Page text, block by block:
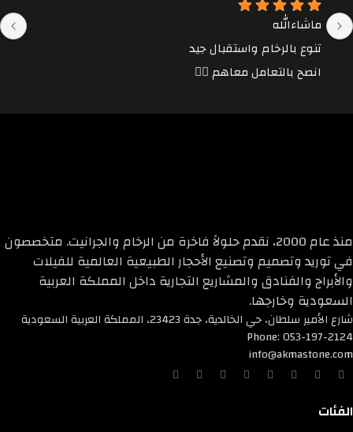
ماشاءالله
تنوع بالرخام واستقبال جيد
انصح بالتعامل معاهم 👍🏼
منذ عام 2000، نقدم حلولاً فاخرة من الرخام والجرانيت. متخصصون
في توريد وتصميم وتصنيع الأحجار الطبيعية العالمية للفيلات
والأبراج والفنادق والمشاريع التجارية داخل المملكة العربية
السعودية وخارجها.
شارع الأمير سلطان، حي الخالدية، جدة 23423، المملكة العربية السعودية
Phone: 053-197-2124
info@akmastone.com
الفئات